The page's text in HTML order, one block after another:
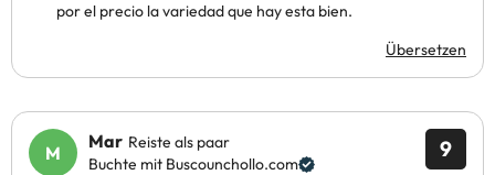
por el precio la variedad que hay esta bien.
Übersetzen
9
Mar Reiste als paar
Buchte mit Buscounchollo.com